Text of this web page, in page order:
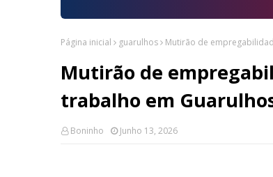
Página inicial guarulhos Mutirão de
Mutirão de
trabalho em
Boninho Junho 13, 2026